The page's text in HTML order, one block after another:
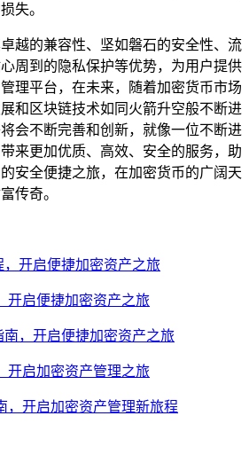
失。
越的兼容性、坚如磐石的安全性、流
周到的隐私保护等优势，为用户提供
理平台，在未来，随着加密货币市场
和区块链技术如同火箭升空般不断进
会不断完善和创新，就像一位不断进
来更加优质、高效、安全的服务，助
安全便捷之旅，在加密货币的广阔天
传奇。
，开启便捷加密资产之旅
开启便捷加密资产之旅
南，开启便捷加密资产之旅
开启加密资产管理之旅
，开启加密资产管理新旅程